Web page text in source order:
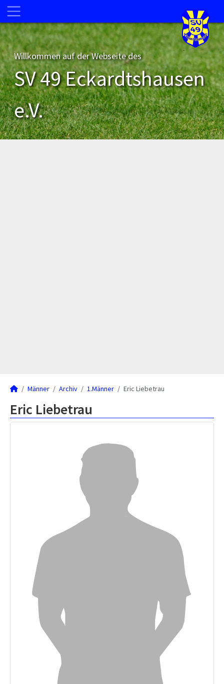
Willkommen auf der Webseite des
SV 49 Eckardtshausen
e.V.
Männer Archiv 1.Männer Eric Liebetrau
Eric Liebetrau